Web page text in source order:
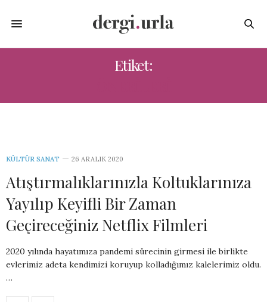
Etiket:
KÜLTÜR SANAT 26 ARALIK 2020
Atıştırmalıklarınızla Koltuklarınıza
Yayılıp Keyifli Bir Zaman
Geçireceğiniz Netflix Filmleri
2020 yılında hayatımıza pandemi sürecinin girmesi ile birlikte
evlerimiz adeta kendimizi koruyup kolladığımız kalelerimiz oldu.
…